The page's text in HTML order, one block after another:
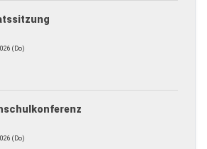
(Do)
(Do)